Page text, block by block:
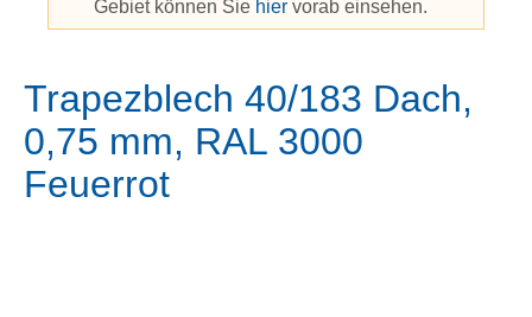
Gebiet können Sie hier vorab einsehen.
Trapezblech 40/183 Dach,
0,75 mm, RAL 3000
Feuerrot